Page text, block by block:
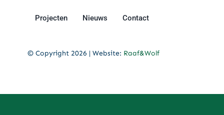
Projecten Nieuws Contact
© Copyright 2026 | Website: Raaf&Wolf